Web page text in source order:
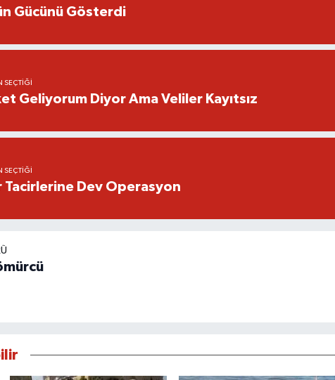
Gücünü Gösterdi
SEÇTIĞI
Geliyorum Diyor Ama Veliler Kayıtsız
SEÇTIĞI
Tacirlerine Dev Operasyon